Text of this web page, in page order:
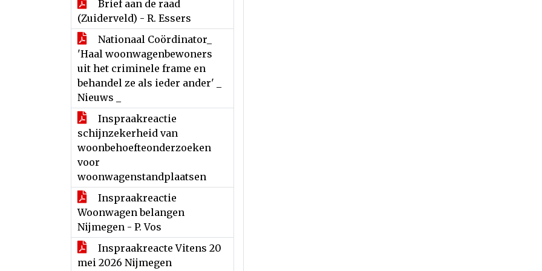
Brief aan de raad
(Zuiderveld) - R. Essers
Nationaal Coördinator_
'Haal woonwagenbewoners
uit het criminele frame en
behandel ze als ieder ander' _
Nieuws _
Inspraakreactie
schijnzekerheid van
woonbehoefteonderzoeken
voor
woonwagenstandplaatsen
Inspraakreactie
Woonwagen belangen
Nijmegen - P. Vos
Inspraakreacte Vitens 20
mei 2026 Nijmegen